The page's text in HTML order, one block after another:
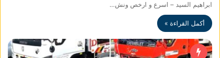
ابراهيم السيد – اسرع و ارخص ونش…
أكمل القراءة »